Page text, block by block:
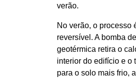
verão.
No verão, o processo
reversível. A bomba
geotérmica retira o
interior do edifício e o
para o solo mais frio,